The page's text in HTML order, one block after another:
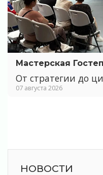
Мастерская
От стратегии до
07 августа 2026
НОВОСТИ